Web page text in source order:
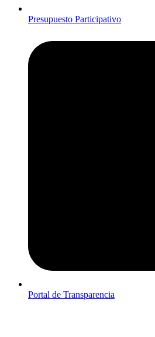
Presupuesto Participativo
Portal de Transparencia